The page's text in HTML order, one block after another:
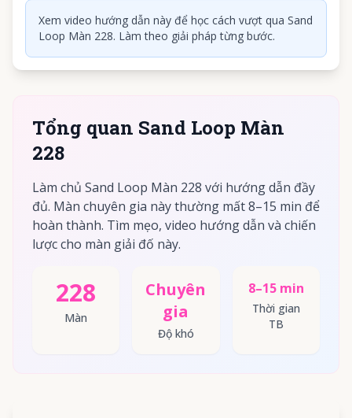
Xem video hướng dẫn này để học cách vượt qua Sand
Loop Màn 228. Làm theo giải pháp từng bước.
Tổng quan Sand Loop Màn
228
Làm chủ Sand Loop Màn 228 với hướng dẫn đầy
đủ. Màn chuyên gia này thường mất 8–15 min để
hoàn thành. Tìm mẹo, video hướng dẫn và chiến
lược cho màn giải đố này.
228
Màn
Chuyên
gia
Độ khó
8–15 min
Thời gian
TB